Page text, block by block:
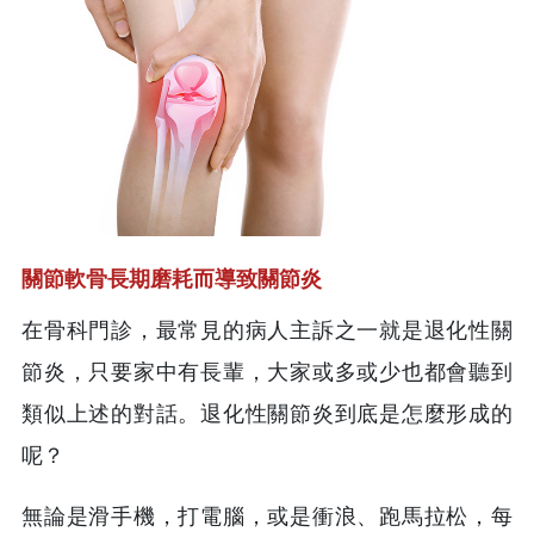
關節軟骨長期磨耗而導致關節炎
在骨科門診，最常見的病人主訴之一就是退化性關
節炎，只要家中有長輩，大家或多或少也都會聽到
類似上述的對話。退化性關節炎到底是怎麼形成的
呢？
無論是滑手機，打電腦，或是衝浪、跑馬拉松，每